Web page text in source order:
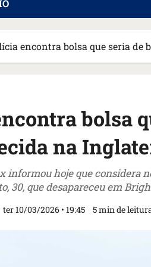
encontra bolsa que seria de
bolsa
na
informou hoje que considera
30, que desapareceu em
ter 10/03/2026 • 19:45 5 min de